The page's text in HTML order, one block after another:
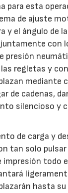
para esta
de ajuste
y el ángulo de la
con
presión
regletas y
mediante
de cadenas,
silencioso y
de carga y
tan solo
impresión todo
hasta